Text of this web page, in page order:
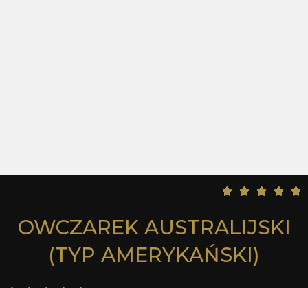
    5
OWCZAREK AUSTRALIJSKI
(TYP AMERYKAŃSKI)